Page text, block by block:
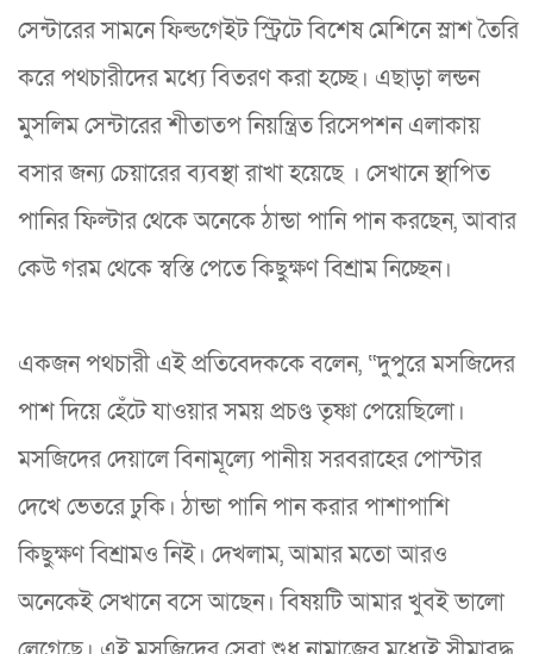
সেন্টারের সামনে ফিল্ডগেইট স্ট্রিটে বিশেষ মেশিনে স্লাশ তৈরি
করে পথচারীদের মধ্যে বিতরণ করা হচ্ছে। এছাড়া লন্ডন
মুসলিম সেন্টারের শীতাতপ নিয়ন্ত্রিত রিসেপশন এলাকায়
বসার জন্য চেয়ারের ব্যবস্থা রাখা হয়েছে । সেখানে স্থাপিত
পানির ফিল্টার থেকে অনেকে ঠান্ডা পানি পান করছেন, আবার
কেউ গরম থেকে স্বস্তি পেতে কিছুক্ষণ বিশ্রাম নিচ্ছেন।
একজন পথচারী এই প্রতিবেদককে বলেন, “দুপুরে মসজিদের
পাশ দিয়ে হেঁটে যাওয়ার সময় প্রচণ্ড তৃষ্ণা পেয়েছিলো।
মসজিদের দেয়ালে বিনামূল্যে পানীয় সরবরাহের পোস্টার
দেখে ভেতরে ঢুকি। ঠান্ডা পানি পান করার পাশাপাশি
কিছুক্ষণ বিশ্রামও নিই। দেখলাম, আমার মতো আরও
অনেকেই সেখানে বসে আছেন। বিষয়টি আমার খুবই ভালো